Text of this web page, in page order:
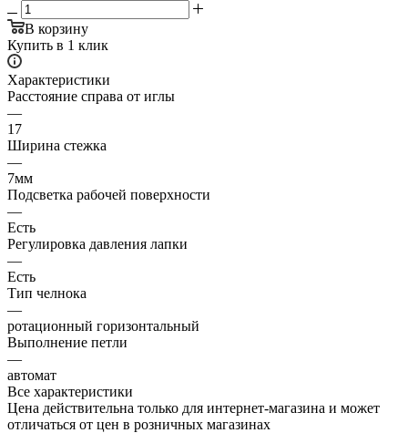
В корзину
Купить в 1 клик
Характеристики
Расстояние справа от иглы
—
17
Ширина стежка
—
7мм
Подсветка рабочей поверхности
—
Есть
Регулировка давления лапки
—
Есть
Тип челнока
—
ротационный горизонтальный
Выполнение петли
—
автомат
Все характеристики
Цена действительна только для интернет-магазина и может
отличаться от цен в розничных магазинах